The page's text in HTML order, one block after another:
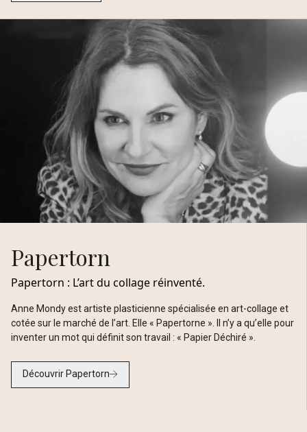
Papertorn
Papertorn : L’art du collage réinventé.
Anne Mondy est artiste plasticienne spécialisée en art-collage et
cotée sur le marché de l’art. Elle « Papertorne ». Il n’y a qu’elle pour
inventer un mot qui définit son travail : « Papier Déchiré ».
Découvrir Papertorn